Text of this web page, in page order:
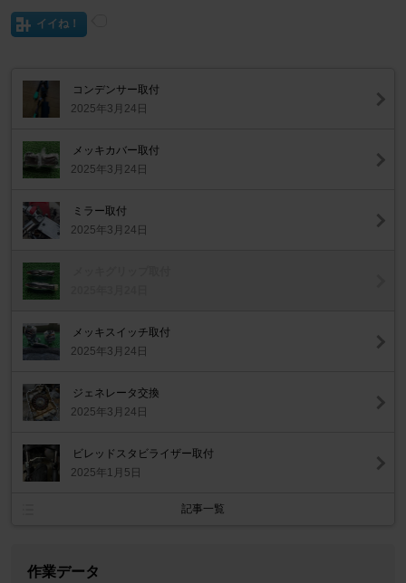
イイね！
コンデンサー取付
2025年3月24日
メッキカバー取付
2025年3月24日
ミラー取付
2025年3月24日
メッキスイッチ取付
2025年3月24日
ジェネレータ交換
2025年3月24日
ビレッドスタビライザー取付
2025年1月5日
記事一覧
作業データ